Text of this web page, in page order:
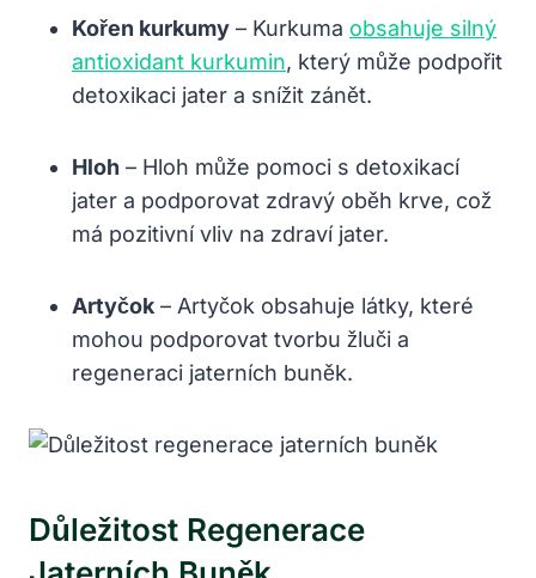
Kořen kurkumy – Kurkuma obsahuje silný
antioxidant kurkumin, který může podpořit
detoxikaci jater a snížit zánět.
Hloh – Hloh může pomoci s detoxikací
jater a podporovat zdravý oběh krve, což
má pozitivní vliv na zdraví jater.
Artyčok – Artyčok obsahuje látky, které
mohou podporovat tvorbu žluči a
regeneraci jaterních buněk.
Důležitost Regenerace